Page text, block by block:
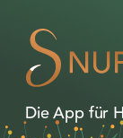
Die App für